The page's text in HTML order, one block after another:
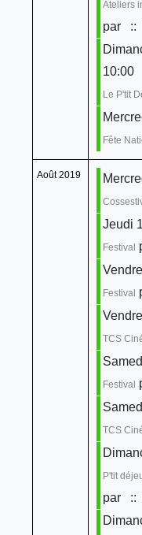
Ateliers
par
::
10:00
Le P'tit
Fête
Août 2019
Jeudi
Festival
Festival
TCS
Festival
TCS
P'tit
par
::